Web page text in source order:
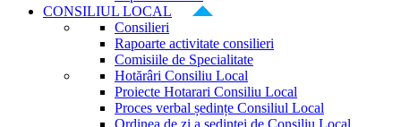
CONSILIUL LOCAL
Consilieri
Rapoarte activitate consilieri
Comisiile de Specialitate
Hotărâri Consiliu Local
Proiecte Hotarari Consiliu Local
Proces verbal ședințe Consiliul Local
Ordinea de zi a ședinței de Consiliu Local